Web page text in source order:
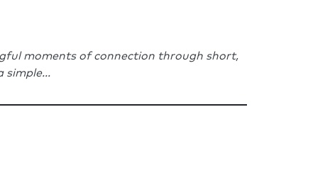
moments of connection through short,
simple...